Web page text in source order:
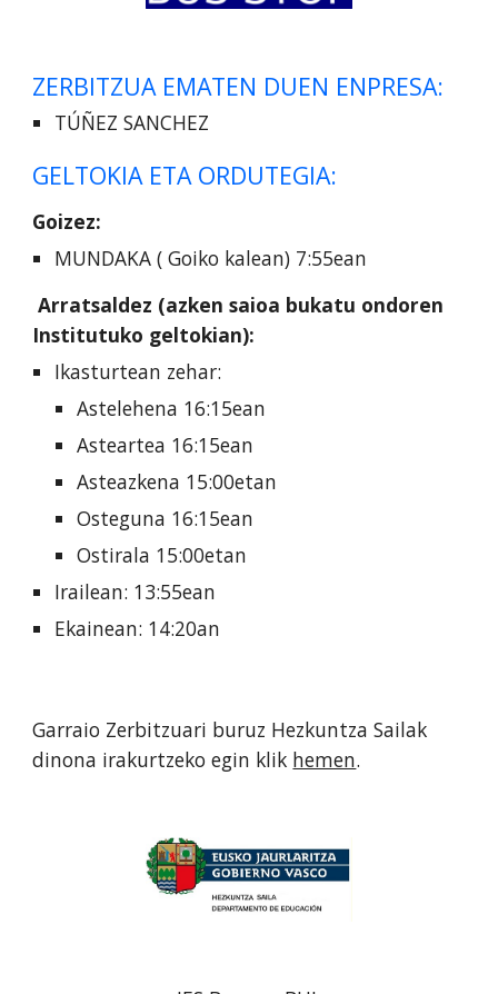
ZERBITZUA EMATEN DUEN ENPRESA:
TÚÑEZ SANCHEZ
GELTOKIA ETA ORDUTEGIA:
Goizez:
MUNDAKA ( Goiko kalean) 7:55ean
Arratsaldez (azken saioa bukatu ondoren
Institutuko geltokian):
Ikasturtean zehar:
Astelehena 16:15ean
Asteartea 16:15ean
Asteazkena 15:00etan
Osteguna 16:15ean
Ostirala 15:00etan
Irailean: 13:55ean
Ekainean: 14:20an
Garraio Zerbitzuari buruz Hezkuntza Sailak
dinona irakurtzeko egin klik hemen.